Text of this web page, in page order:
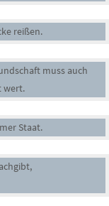
reißen.
muss auch
wert.
Staat.